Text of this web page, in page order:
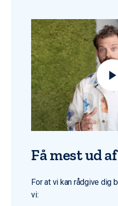
Få mest ud
For at vi kan rådgive dig
vi: